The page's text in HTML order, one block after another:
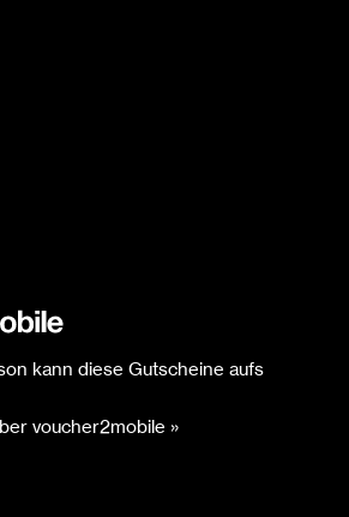
kann diese Gutscheine aufs
voucher2mobile »